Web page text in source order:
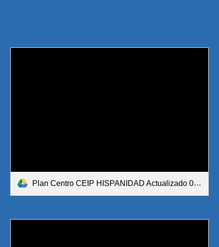
Plan Centro CEIP HISPANIDAD Actualizado 07112022.pdf